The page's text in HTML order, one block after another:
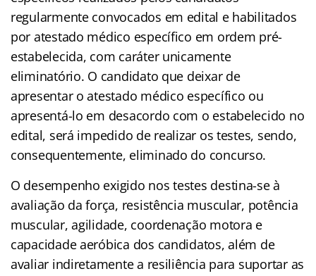
regularmente convocados em edital e habilitados
por atestado médico específico em ordem pré-
estabelecida, com caráter unicamente
eliminatório. O candidato que deixar de
apresentar o atestado médico específico ou
apresentá-lo em desacordo com o estabelecido no
edital, será impedido de realizar os testes, sendo,
consequentemente, eliminado do concurso.
O desempenho exigido nos testes destina-se à
avaliação da força, resistência muscular, potência
muscular, agilidade, coordenação motora e
capacidade aeróbica dos candidatos, além de
avaliar indiretamente a resiliência para suportar as